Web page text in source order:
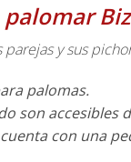
palomar
parejas y sus
palomas.
son accesibles
con una